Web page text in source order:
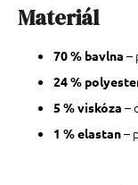
Materiál
70 % bavlna –
24 %
5 % viskóza –
1 % elastan–